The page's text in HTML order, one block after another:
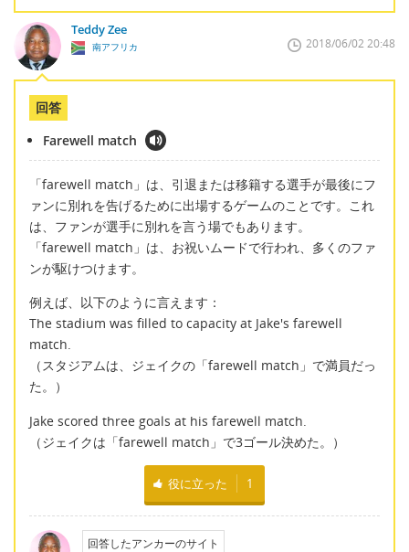
Teddy Zee
南アフリカ 2018/06/02 20:48
回答
Farewell match
「farewell match」は、引退または移籍する選手が最後にフ
ァンに別れを告げるために出場するゲームのことです。これ
は、ファンが選手に別れを言う場でもあります。
「farewell match」は、お祝いムードで行われ、多くのファ
ンが駆けつけます。
例えば、以下のように言えます：
The stadium was filled to capacity at Jake's farewell
match.
（スタジアムは、ジェイクの「farewell match」で満員だっ
た。）
Jake scored three goals at his farewell match.
（ジェイクは「farewell match」で3ゴール決めた。）
役に立った 1
回答したアンカーのサイト